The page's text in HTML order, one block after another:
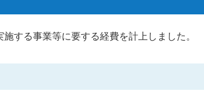
する事業等に要する経費を計上しました。